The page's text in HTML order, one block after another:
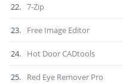
22. 7-Zip
23. Free Image Editor
24. Hot Door CADtools
25. Red Eye Remover Pro